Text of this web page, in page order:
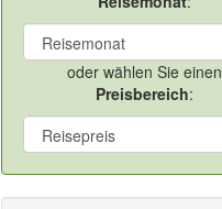
oder wählen Sie einen
Preisbereich: